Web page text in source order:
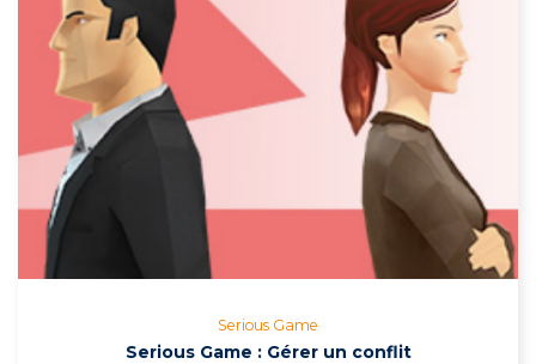
Serious Game
Serious Game : Gérer un conflit